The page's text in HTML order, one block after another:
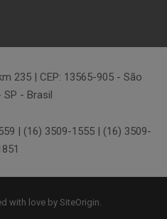
235 | CEP: 13565-905 - São
SP - Brasil
| (16) 3509-1555 | (16) 3509-
with love by SiteOrigin